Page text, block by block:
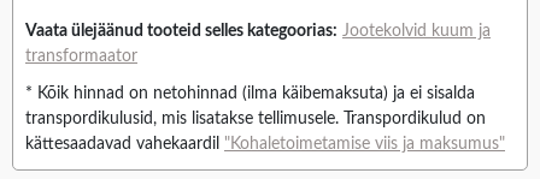
Vaata ülejäänud tooteid selles kategoorias: Jootekolvid kuum ja
transformaator
* Kõik hinnad on netohinnad (ilma käibemaksuta) ja ei sisalda
transpordikulusid, mis lisatakse tellimusele. Transpordikulud on
kättesaadavad vahekaardil "Kohaletoimetamise viis ja maksumus"